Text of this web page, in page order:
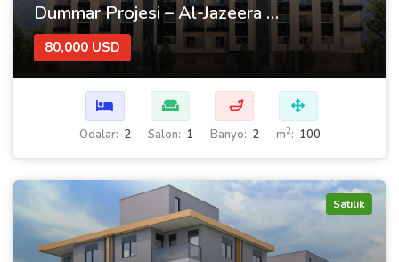
Dummar Projesi – Al-Jazeera 26’da İdeal Daireniz | Şam’ın Kalbinde Lüks ve Konfor
80,000 USD
Odalar: 2 Salon: 1
🛁
Banyo: 2 m2: 100
Satılık